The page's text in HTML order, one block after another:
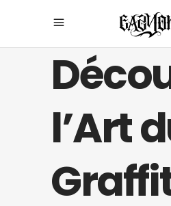
l’Art